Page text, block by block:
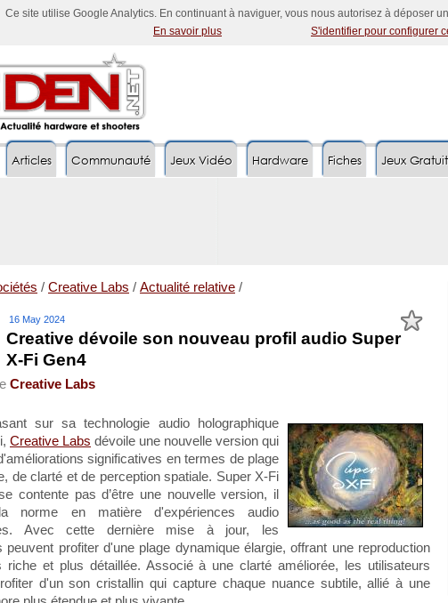
Ce site utilise Google Analytics. En continuant à naviguer, vous nous autorisez à déposer
En savoir plus
S'identifier pour configurer
Articles Communauté Jeux Vidéo Hardware Fiches Jeux
/ Creative Labs / Actualité relative /
16 May 2024
Creative dévoile son nouveau profil audio Super
X-Fi Gen4
Creative Labs
sur sa technologie audio holographique
Creative Labs dévoile une nouvelle version qui
significatives en termes de plage
de clarté et de perception spatiale. Super X-Fi
contente pas d’être une nouvelle version, il
norme en matière d'expériences audio
Avec cette dernière mise à jour, les
peuvent profiter d'une plage dynamique élargie, offrant une reproduction
riche et plus détaillée. Associé à une clarté améliorée, les utilisateurs
d'un son cristallin qui capture chaque nuance subtile, allié à une